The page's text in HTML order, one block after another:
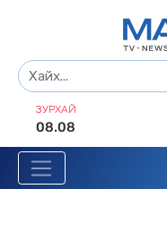
ЗУРХАЙ
08.08